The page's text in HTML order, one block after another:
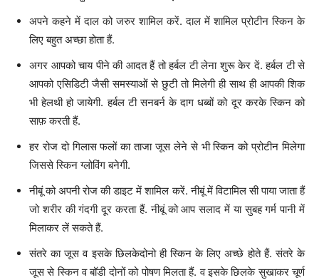
अपने कहने में दाल को जरुर शामिल करें. दाल में शामिल प्रोटीन स्किन के
लिए बहुत अच्छा होता हैं.
अगर आपको चाय पीने की आदत हैं तो हर्बल टी लेना शुरू केर दें. हर्बल टी से
आपको एसिडिटी जैसी समस्याओं से छुटी तो मिलेगी ही साथ ही आपकी शिक
भी हेलथी हो जायेगी. हर्बल टी सनबर्न के दाग धब्बों को दूर करके स्किन को
साफ़ करती हैं.
हर रोज दो गिलास फलों का ताजा जूस लेने से भी स्किन को प्रोटीन मिलेगा
जिससे स्किन ग्लोविंग बनेगी.
नीबूं को अपनी रोज की डाइट में शामिल करें. नीबूं में विटामिल सी पाया जाता हैं
जो शरीर की गंदगी दूर करता हैं. नीबूं को आप सलाद में या सुबह गर्म पानी में
मिलाकर लें सकते हैं.
संतरे का जूस व इसके छिलकेदोनो ही स्किन के लिए अच्छे होते हैं. संतरे के
जूस से स्किन व बॉडी दोनों को पोषण मिलता हैं. व इसके छिलके सुखाकर चूर्ण